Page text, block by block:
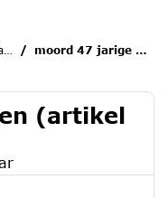
moord 47 jarige Berghemnaar
(artikel